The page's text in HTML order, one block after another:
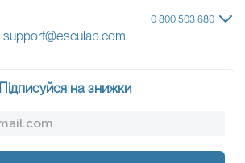
0 800 503 680
support@esculab.com
Підписуйся на знижки